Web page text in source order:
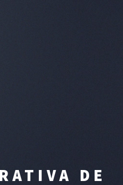
DE